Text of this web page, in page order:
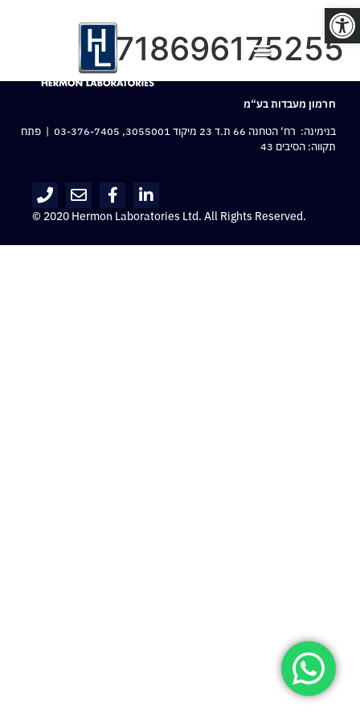
פתח סרגל נגישות
8718696175255
חרמון מעבדות בע“מ
בנימינה: רח‘ הטחנה 66 ת.ד 23 מיקוד 3055001,
03-376-7405 | פתח
תקווה: הסיבים 43
© 2020 Hermon Laboratories Ltd. All Rights Reserved.